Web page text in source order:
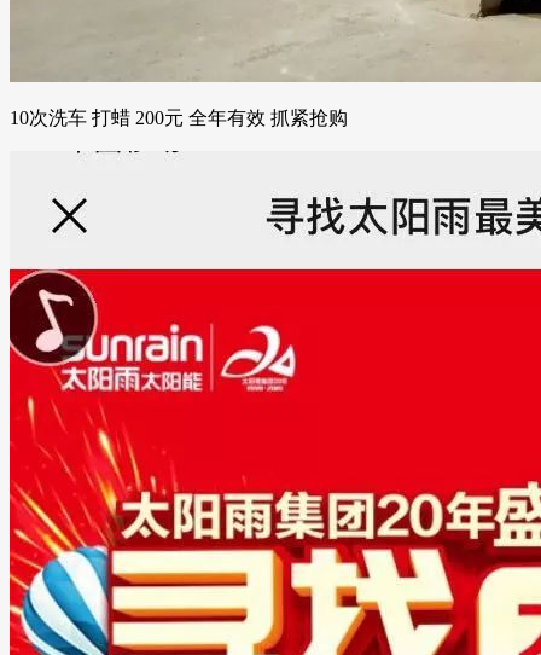
10次洗车 打蜡 200元 全年有效 抓紧抢购